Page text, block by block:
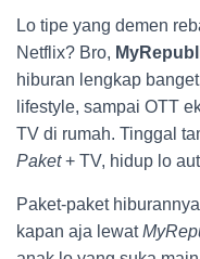
Lo tipe yang demen
Netflix? Bro,
hiburan lengkap
lifestyle, sampai OTT
TV di rumah. Tinggal
Paket+ TV, hidup lo
Paket-paket
kapan aja lewat